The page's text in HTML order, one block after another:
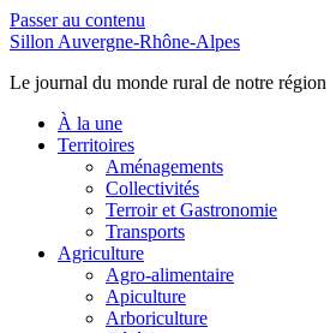
Passer au contenu
Sillon Auvergne-Rhône-Alpes
Le journal du monde rural de notre région
À la une
Territoires
Aménagements
Collectivités
Terroir et Gastronomie
Transports
Agriculture
Agro-alimentaire
Apiculture
Arboriculture